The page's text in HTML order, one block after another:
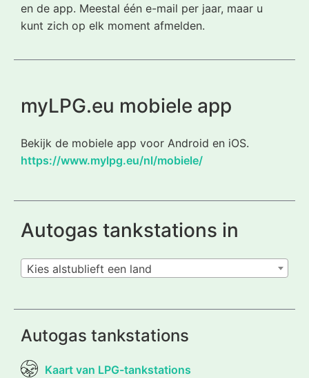
en de app. Meestal één e-mail per jaar, maar u
kunt zich op elk moment afmelden.
myLPG.eu mobiele app
Bekijk de mobiele app voor Android en iOS.
https://www.mylpg.eu/nl/mobiele/
Autogas tankstations in
Kies alstublieft een land
Autogas tankstations
Kaart van LPG-tankstations